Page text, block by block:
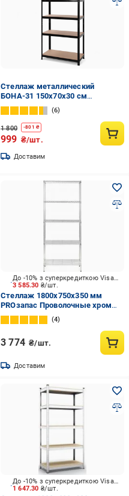
Стеллаж металлический
БОНА-31 150х70х30 см
окрашенный на 5 полок с МДФ
Черный (31)
6
1 800 -801 ₴
999 ₴/шт.
Доставим
3 585.30 ₴/шт.
До -10% з суперкредиткою Visa Вигода
Стеллаж 1800x750x350 мм
PROзапас Проволочные хром
металл полки 5 шт.
хромированный
4
3 774 ₴/шт.
Доставим
1 647.30 ₴/шт.
До -10% з суперкредиткою Visa Вигода